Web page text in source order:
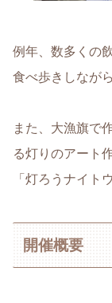
例年、数多くの
食べ歩きしなが
また、大漁旗で
る灯りのアート
「灯ろうナイト
開催概要